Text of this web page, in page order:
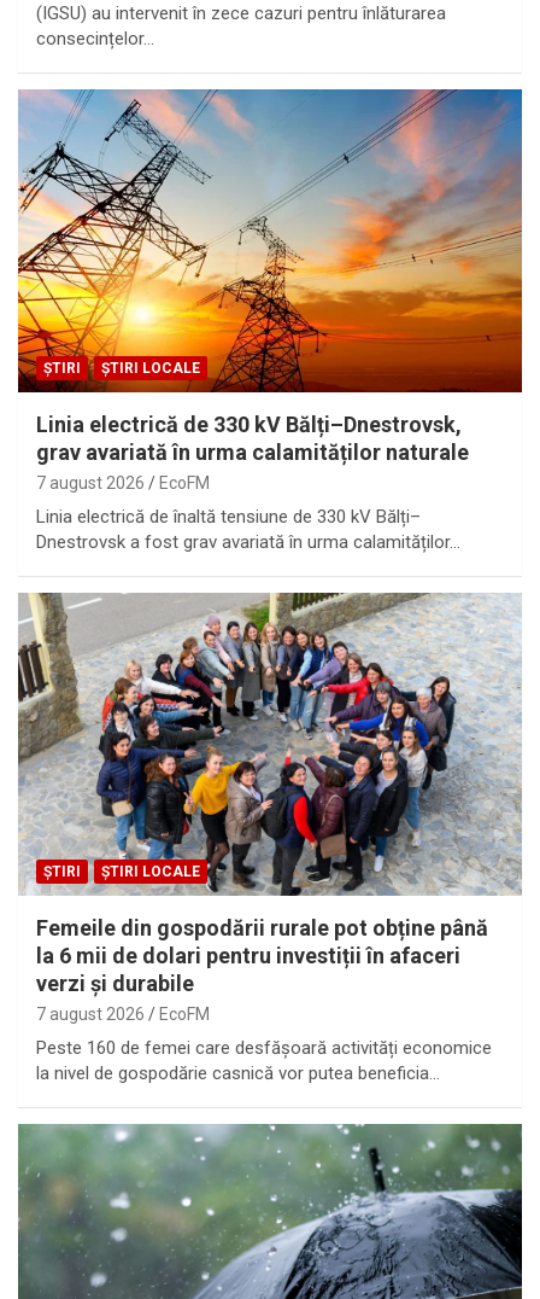
(IGSU) au intervenit în zece cazuri pentru înlăturarea
consecințelor…
ȘTIRI ȘTIRI LOCALE
Linia electrică de 330 kV Bălți–Dnestrovsk,
grav avariată în urma calamităților naturale
7 august 2026 EcoFM
Linia electrică de înaltă tensiune de 330 kV Bălți–
Dnestrovsk a fost grav avariată în urma calamităților…
ȘTIRI ȘTIRI LOCALE
Femeile din gospodării rurale pot obține până
la 6 mii de dolari pentru investiții în afaceri
verzi şi durabile
7 august 2026 EcoFM
Peste 160 de femei care desfășoară activități economice
la nivel de gospodărie casnică vor putea beneficia…